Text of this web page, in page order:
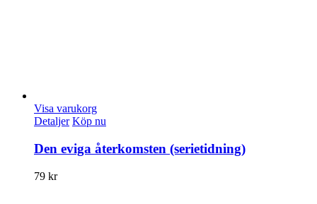
Visa varukorg
Detaljer Köp nu
Den eviga återkomsten (serietidning)
79 kr